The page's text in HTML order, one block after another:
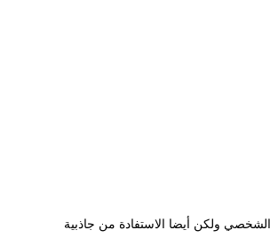
ولكن أيضا الاستفادة من جاذبية